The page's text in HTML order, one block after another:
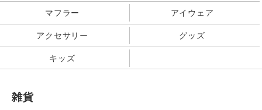
マフラー アイウェア
アクセサリー グッズ
キッズ
雑貨